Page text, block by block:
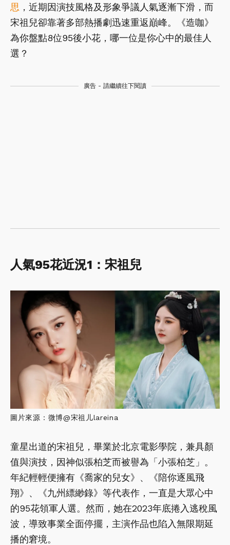
思 ，近期因演技風格及形象爭議人氣逐漸下滑，而
宋祖兒卻靠著多部熱播劇迅速重返巔峰。《造咖》
為你盤點8位95後小花，哪一位是你心中的最佳人
選？
廣告 - 請繼續往下閱讀
人氣95花近況1 ：宋祖兒
圖片來源：微博@宋祖儿lareina
童星出道的宋祖兒，畢業於北京電影學院，兼具顏
值與演技，因神似張柏芝而被譽為「小張柏芝」。
年紀輕輕便擁有《喬家的兒女》、《陪你逐風飛
翔》、《九州縹緲錄》等代表作，一直是大眾心中
的95花領軍人選。然而，她在2023年底捲入逃稅風
波，導致事業全面停擺，主演作品也陷入無限期延
播的窘境。